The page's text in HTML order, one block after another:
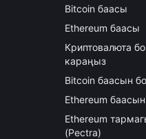
Bitcoin баасы
Ethereum баасы
Криптовалюта
караңыз
Bitcoin баасын
Ethereum
Ethereum
(Pectra)